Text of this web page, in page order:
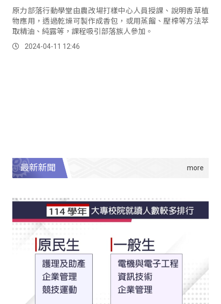
原力部落行動學堂由農改場打樣中心人員授課、說明香草植
物應用，透過乾燥可製作成香包，或用蒸餾、壓榨等方法萃
取精油、純露等，課程吸引部落族人參加。
2024-04-11 12:46
最新新聞